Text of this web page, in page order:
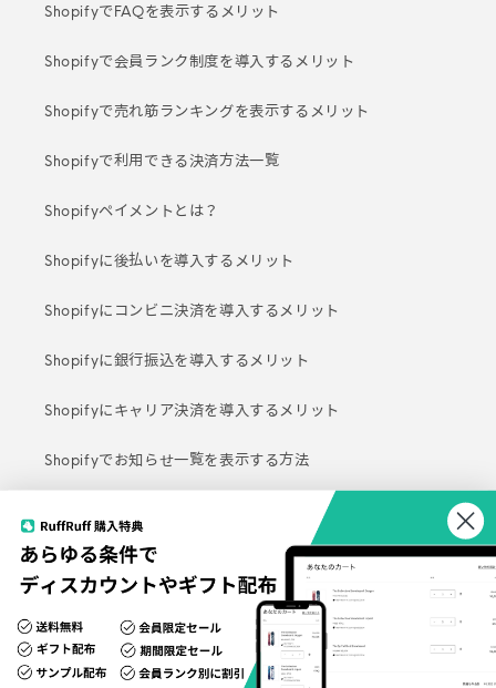
ShopifyでFAQを表示するメリット
Shopifyで会員ランク制度を導入するメリット
Shopifyで売れ筋ランキングを表示するメリット
Shopifyで利用できる決済方法一覧
Shopifyペイメントとは？
Shopifyに後払いを導入するメリット
Shopifyにコンビニ決済を導入するメリット
Shopifyに銀行振込を導入するメリット
Shopifyにキャリア決済を導入するメリット
Shopifyでお知らせ一覧を表示する方法
Shopifyのお問い合わせフォームの設定方法
Shopifyのログイン方法やトラブルシューティング
Shopifyのメタフィールドの使い方
Shopifyのメタオブジェクトの使い方